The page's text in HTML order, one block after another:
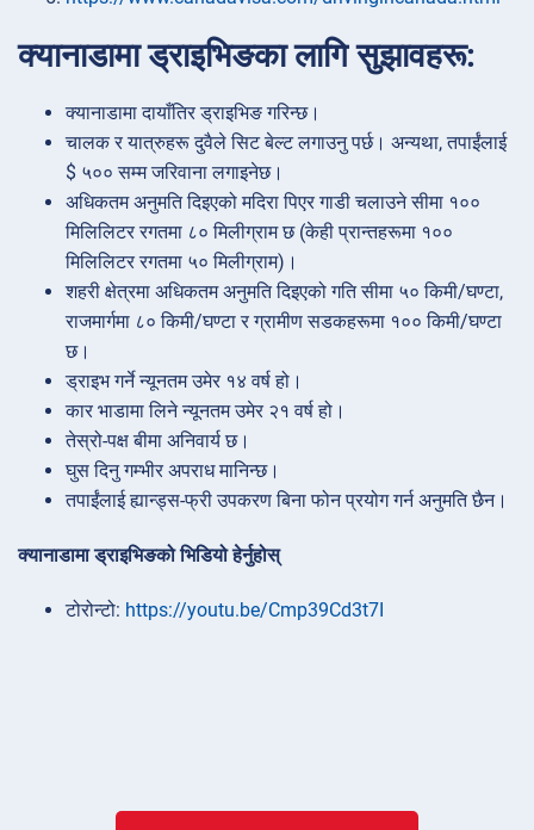
क्यानाडामा ड्राइभिङका लागि सुझावहरू:
क्यानाडामा दायाँतिर ड्राइभिङ गरिन्छ।
चालक र यात्रुहरू दुवैले सिट बेल्ट लगाउनु पर्छ। अन्यथा, तपाईंलाई
$ ५०० सम्म जरिवाना लगाइनेछ।
अधिकतम अनुमति दिइएको मदिरा पिएर गाडी चलाउने सीमा १००
मिलिलिटर रगतमा ८० मिलीग्राम छ (केही प्रान्तहरूमा १००
मिलिलिटर रगतमा ५० मिलीग्राम)।
शहरी क्षेत्रमा अधिकतम अनुमति दिइएको गति सीमा ५० किमी/घण्टा,
राजमार्गमा ८० किमी/घण्टा र ग्रामीण सडकहरूमा १०० किमी/घण्टा
छ।
ड्राइभ गर्ने न्यूनतम उमेर १४ वर्ष हो।
कार भाडामा लिने न्यूनतम उमेर २१ वर्ष हो।
तेस्रो-पक्ष बीमा अनिवार्य छ।
घुस दिनु गम्भीर अपराध मानिन्छ।
तपाईंलाई ह्यान्ड्स-फ्री उपकरण बिना फोन प्रयोग गर्न अनुमति छैन।
क्यानाडामा ड्राइभिङको भिडियो हेर्नुहोस्
टोरोन्टो: https://youtu.be/Cmp39Cd3t7I